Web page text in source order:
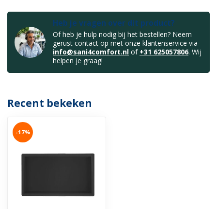
Heb je vragen over dit product?
Of heb je hulp nodig bij het bestellen? Neem
gerust contact op met onze klantenservice via
info@sani4comfort.nl of +31 625057806. Wij
helpen je graag!
Recent bekeken
-17%